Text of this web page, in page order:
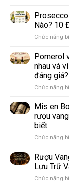
Prosecco
Nào? 10
Chức năng
Pomerol
nhau và
đáng giá?
Chức năng
Mis en
rượu
biết
Chức năng
Rượu
Lưu Trữ
Chức năng